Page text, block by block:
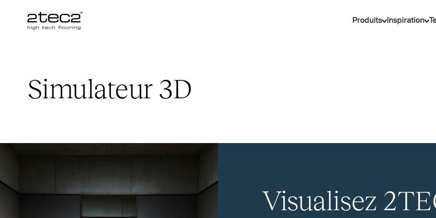
Primary Produits Inspiration
Simulateur 3D
Visualisez